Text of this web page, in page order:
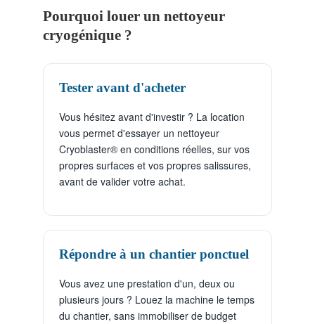
Pourquoi louer un nettoyeur
cryogénique ?
Tester avant d'acheter
Vous hésitez avant d'investir ? La location
vous permet d'essayer un nettoyeur
Cryoblaster® en conditions réelles, sur vos
propres surfaces et vos propres salissures,
avant de valider votre achat.
Répondre à un chantier ponctuel
Vous avez une prestation d'un, deux ou
plusieurs jours ? Louez la machine le temps
du chantier, sans immobiliser de budget